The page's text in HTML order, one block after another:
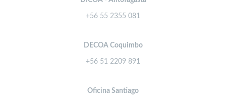
+56 55 2355 081
DECOA Coquimbo
+56 51 2209 891
Oficina Santiago